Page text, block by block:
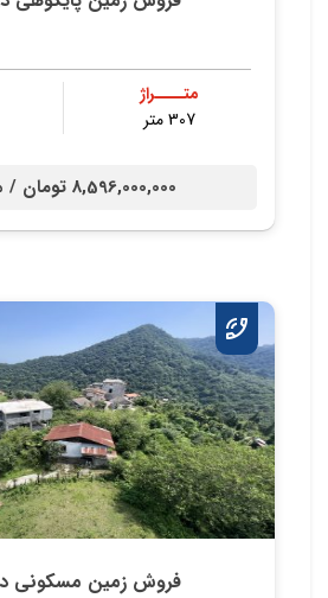
متــــراژ
307 متر
8,596,000,000 تومان /
فروش زمین مسکونی